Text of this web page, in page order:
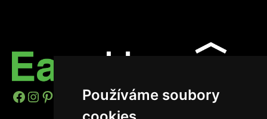
Používáme soubory
h I
P
T